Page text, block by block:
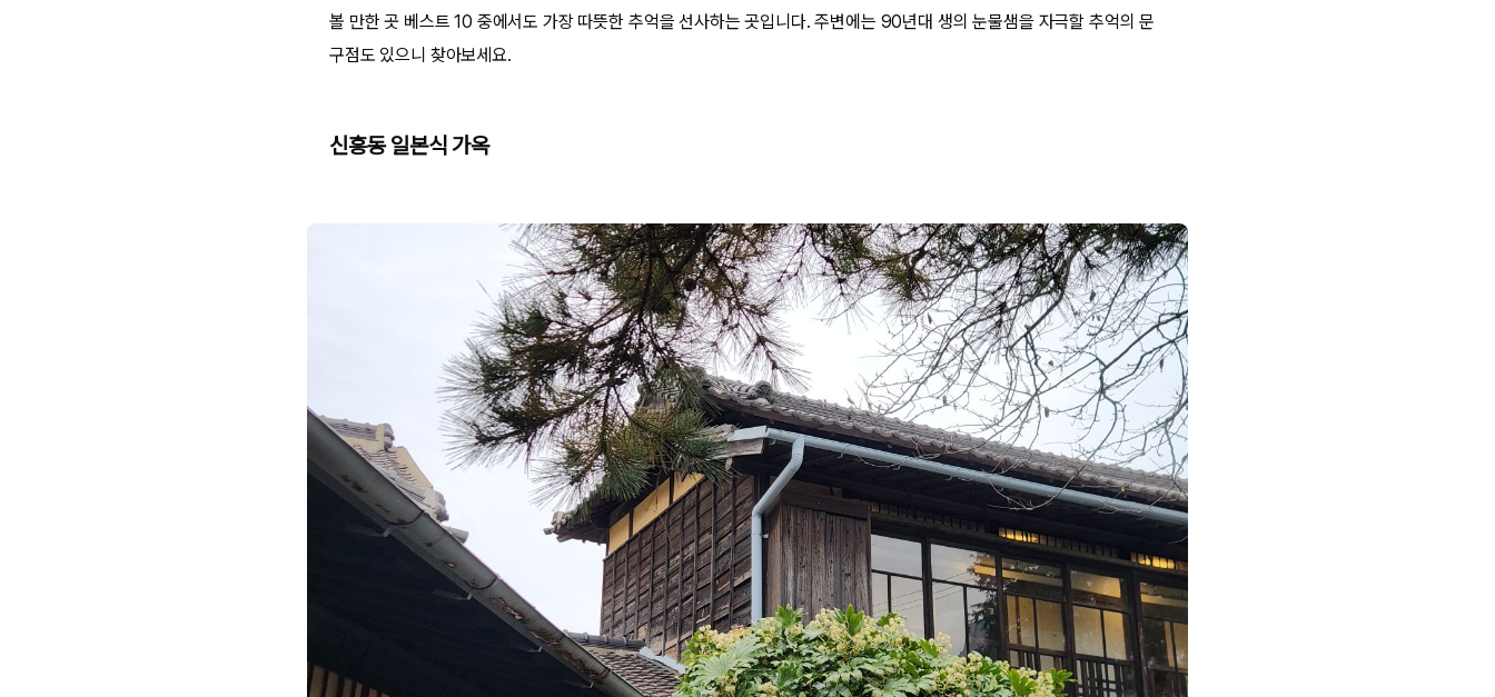
볼 만한 곳 베스트 10 중에서도 가장 따뜻한 추억을 선사하는 곳입니다. 주변에는 90년대 생의 눈물샘을 자극할 추억의 문
구점도 있으니 찾아보세요.
신흥동 일본식 가옥